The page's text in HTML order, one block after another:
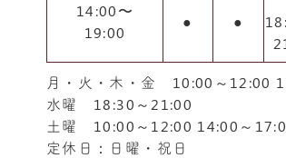
14:00〜
19:00
● ●
月・火・木・金 10:00～12:00
水曜 18:30～21:00
土曜 10:00～12:00 14:00～
定休日：日曜・祝日